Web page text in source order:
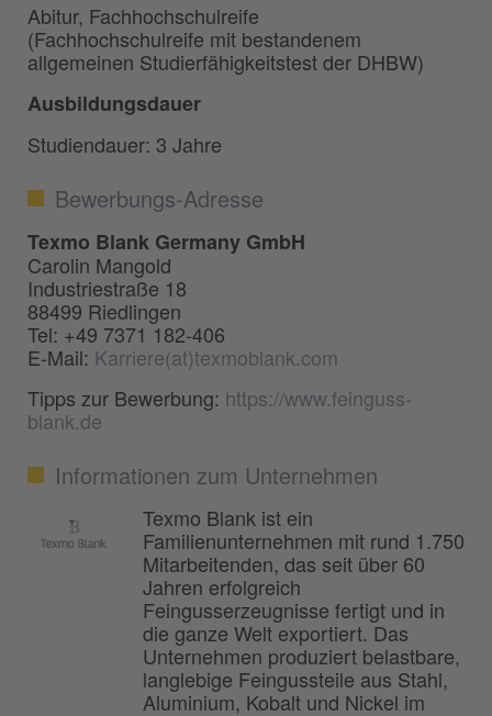
Abitur, Fachhochschulreife
(Fachhochschulreife mit bestandenem
allgemeinen Studierfähigkeitstest der DHBW)
Ausbildungsdauer
Studiendauer: 3 Jahre
Bewerbungs-Adresse
Texmo Blank Germany GmbH
Carolin Mangold
Industriestraße 18
88499 Riedlingen
Tel: +49 7371 182-406
E-Mail: Karriere(at)texmoblank.com
Tipps zur Bewerbung: https://www.feinguss-
blank.de
Informationen zum Unternehmen
Texmo Blank ist ein
Familienunternehmen mit rund 1.750
Mitarbeitenden, das seit über 60
Jahren erfolgreich
Feingusserzeugnisse fertigt und in
die ganze Welt exportiert. Das
Unternehmen produziert belastbare,
langlebige Feingussteile aus Stahl,
Aluminium, Kobalt und Nickel im